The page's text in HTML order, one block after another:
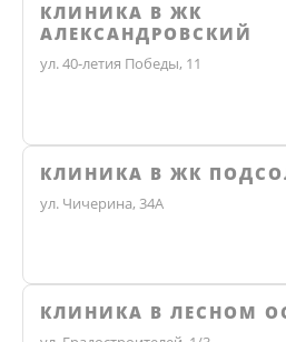
КЛИНИКА В ЖК
АЛЕКСАНДРОВСКИЙ
ул. 40-летия Победы, 11
КЛИНИКА В ЖК
ул. Чичерина, 34А
КЛИНИКА В ЛЕСНОМ